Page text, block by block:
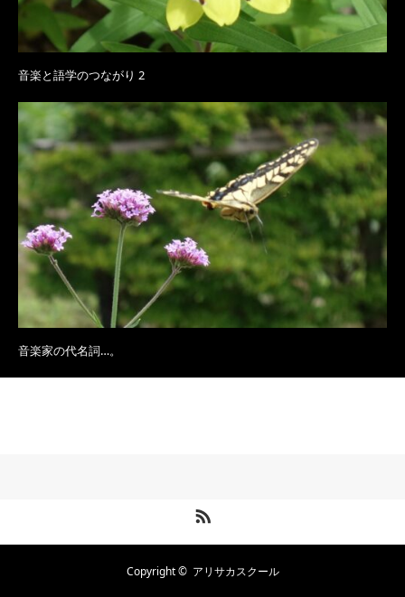
音楽と語学のつながり 2
音楽家の代名詞…。
Copyright © アリサカスクール